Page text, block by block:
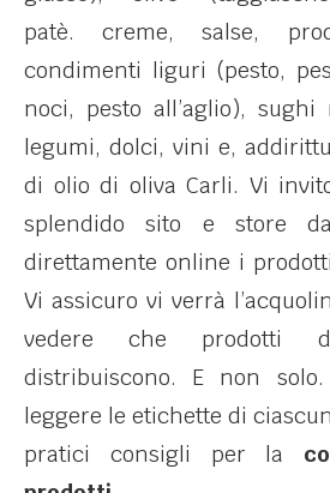
patè. creme, salse,
condimenti liguri (pesto,
noci, pesto all’aglio), sughi
legumi, dolci, vini e,
di olio di oliva Carli. Vi
splendido sito e store
direttamente online i
Vi assicuro vi verrà
vedere che prodotti
distribuiscono. E non
leggere le etichette di
pratici consigli per la